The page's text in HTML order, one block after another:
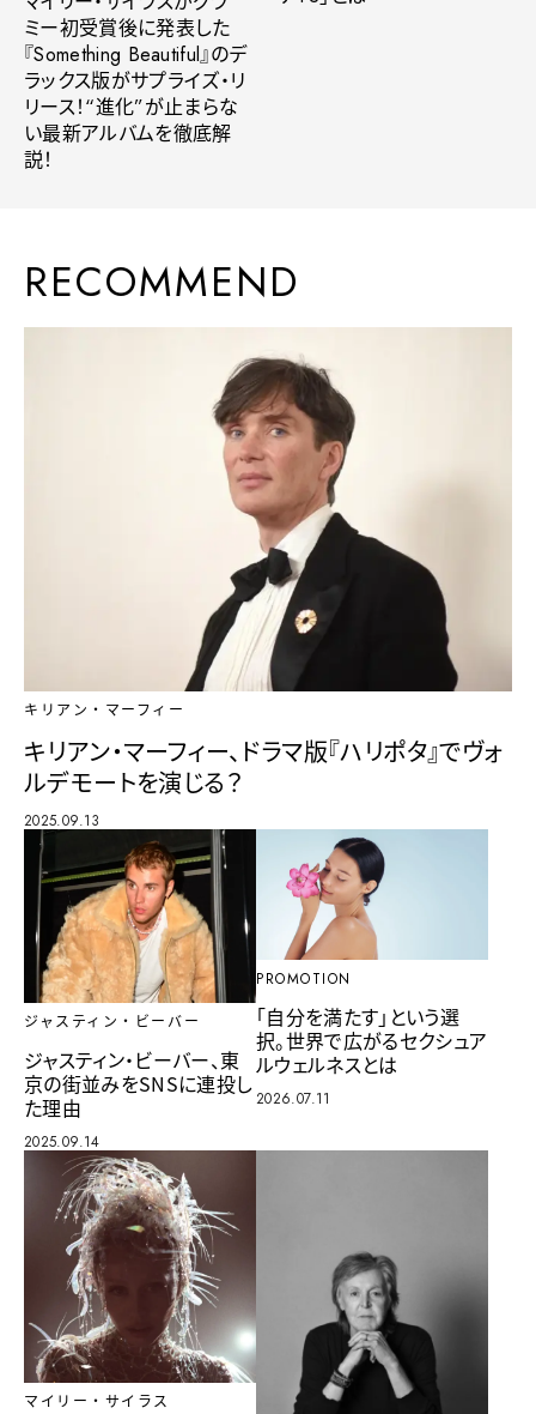
ミー初受賞後に発表した
『Something Beautiful』のデ
ラックス版がサプライズ・リ
リース！“進化”が止まらな
い最新アルバムを徹底解
説！
RECOMMEND
キリアン・マーフィー
キリアン・マーフィー、ドラマ版『ハリポタ』でヴォ
ルデモートを演じる？
2025.09.13
ジャスティン・ビーバー
ジャスティン・ビーバー、東
京の街並みをSNSに連投し
た理由
2025.09.14
PROMOTION
「自分を満たす」という選
択。世界で広がるセクシュア
ルウェルネスとは
2026.07.11
マイリー・サイラス